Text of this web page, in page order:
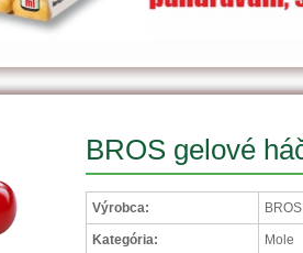
BROS gelové
Výrobca:
Kategória: Mole